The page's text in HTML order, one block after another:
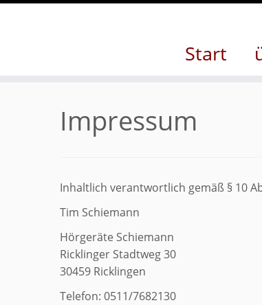
Start
Impressum
Inhaltlich verantwortlich gemäß § 10
Tim Schiemann
Hörgeräte Schiemann
Ricklinger Stadtweg 30
30459 Ricklingen
Telefon: 0511/7682130